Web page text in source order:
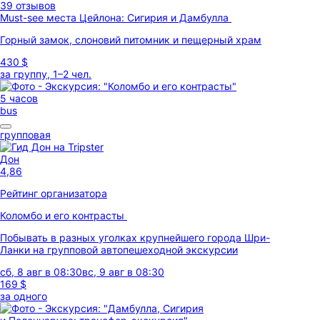
39 отзывов
Must-see места Цейлона: Сигирия и Дамбулла
Горный замок, слоновий питомник и пещерный храм
430 $
за группу, 1–2 чел.
5 часов
bus
групповая
Дон
4,86
Рейтинг организатора
Коломбо и его контрасты
Побывать в разных уголках крупнейшего города Шри-
Ланки на групповой автопешеходной экскурсии
сб, 8 авг в 08:30вс, 9 авг в 08:30
169 $
за одного